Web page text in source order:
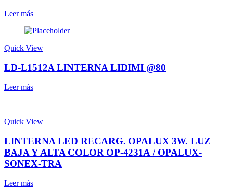
Leer más
Quick View
LD-L1512A LINTERNA LIDIMI @80
Leer más
Quick View
LINTERNA LED RECARG. OPALUX 3W. LUZ
BAJA Y ALTA COLOR OP-4231A / OPALUX-
SONEX-TRA
Leer más